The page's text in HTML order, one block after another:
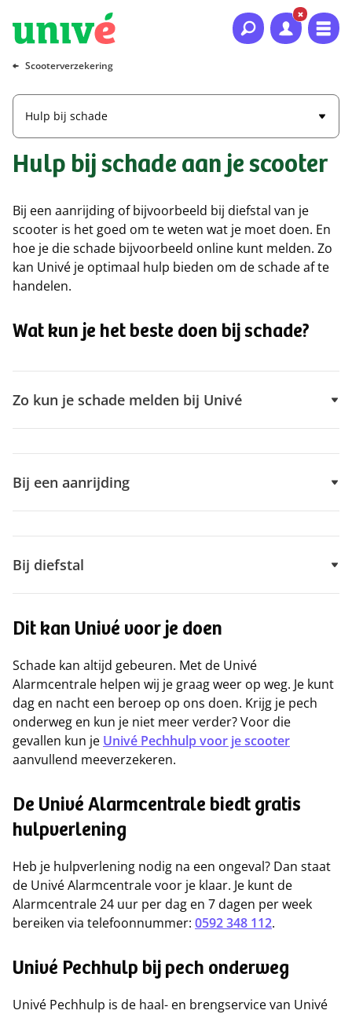
Naar hoofdinhoud
Naar hoofdnavigatie
Naar footer
Scooterverzekering
Hulp bij schade
Hulp bij schade aan je scooter
​Bij een aanrijding of bijvoorbeeld bij diefstal van je
scooter is het goed om te weten wat je moet doen. En
hoe je die schade bijvoorbeeld online kunt melden. Zo
kan Univé je optimaal hulp bieden om de schade af te
handelen.
Wat kun je het beste doen bij schade?
Zo kun je schade melden bij Univé
Bij een aanrijding
Bij diefstal
Dit kan Univé voor je doen
Schade kan altijd gebeuren. Met de Univé
Alarmcentrale helpen wij je graag weer op weg. Je kunt
dag en nacht een beroep op ons doen. Krijg je pech
onderweg en kun je niet meer verder? Voor die
gevallen kun je Univé Pechhulp voor je scooter
aanvullend meeverzekeren.
De Univé Alarmcentrale biedt gratis
hulpverlening
Heb je hulpverlening nodig na een ongeval? Dan staat
de Univé Alarmcentrale voor je klaar. Je kunt de
Alarmcentrale 24 uur per dag en 7 dagen per week
bereiken via telefoonnummer: 0592 348 112.
Univé Pechhulp bij pech onderweg
Univé Pechhulp is de haal- en brengservice van Univé